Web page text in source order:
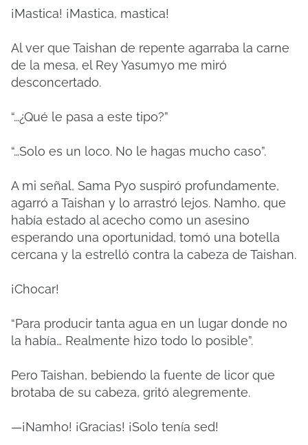
¡Mastica! ¡Mastica, mastica!
Al ver que Taishan de repente agarraba la carne
de la mesa, el Rey Yasumyo me miró
desconcertado.
“…¿Qué le pasa a este tipo?”
“…Solo es un loco. No le hagas mucho caso”.
A mi señal, Sama Pyo suspiró profundamente,
agarró a Taishan y lo arrastró lejos. Namho, que
había estado al acecho como un asesino
esperando una oportunidad, tomó una botella
cercana y la estrelló contra la cabeza de Taishan.
¡Chocar!
“Para producir tanta agua en un lugar donde no
la había… Realmente hizo todo lo posible”.
Pero Taishan, bebiendo la fuente de licor que
brotaba de su cabeza, gritó alegremente.
—¡Namho! ¡Gracias! ¡Solo tenía sed!